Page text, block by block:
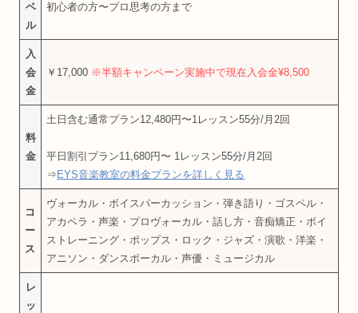
ベ
ル
初心者の方〜プロ思考の方まで
入
会
金
￥17,000 ※半額キャンペーン実施中で現在入会金¥8,500
料
金
土日含む通常プラン12,480円〜1レッスン55分/月2回
平日割引プラン11,680円〜 1レッスン55分/月2回
⇒ EYS音楽教室の料金プランを詳しく見る
コ
ー
ス
ヴォーカル・ボイスパーカッション・弾き語り・ゴスペル・
アカペラ・声楽・プロヴォーカル・話し方・音痴矯正・ボイ
ストレーニング・ポップス・ロック・ジャズ・演歌・洋楽・
アニソン・ダンスボーカル・声優・ミュージカル
レ
ッ